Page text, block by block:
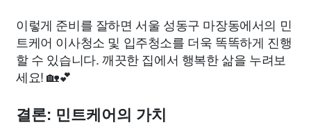
이렇게 준비를 잘하면 서울 성동구 마장동에서의 민
트케어 이사청소 및 입주청소를 더욱 똑똑하게 진행
할 수 있습니다. 깨끗한 집에서 행복한 삶을 누려보
세요! 🏡💕
결론: 민트케어의 가치